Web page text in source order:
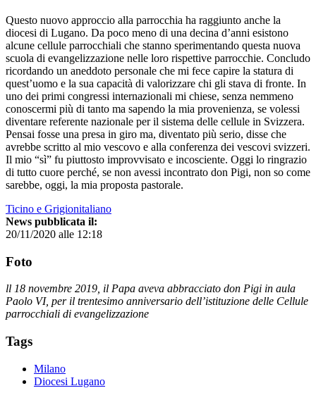
Questo nuovo approccio alla parrocchia ha raggiunto anche la
diocesi di Lugano. Da poco meno di una decina d’anni esistono
alcune cellule parrocchiali che stanno sperimentando questa nuova
scuola di evangelizzazione nelle loro rispettive parrocchie. Concludo
ricordando un aneddoto personale che mi fece capire la statura di
quest’uomo e la sua capacità di valorizzare chi gli stava di fronte. In
uno dei primi congressi internazionali mi chiese, senza nemmeno
conoscermi più di tanto ma sapendo la mia provenienza, se volessi
diventare referente nazionale per il sistema delle cellule in Svizzera.
Pensai fosse una presa in giro ma, diventato più serio, disse che
avrebbe scritto al mio vescovo e alla conferenza dei vescovi svizzeri.
Il mio “sì” fu piuttosto improvvisato e incosciente. Oggi lo ringrazio
di tutto cuore perché, se non avessi incontrato don Pigi, non so come
sarebbe, oggi, la mia proposta pastorale.
Ticino e Grigionitaliano
News pubblicata il:
20/11/2020 alle 12:18
Foto
ll 18 novembre 2019, il Papa aveva abbracciato don Pigi in aula
Paolo VI, per il trentesimo anniversario dell’istituzione delle Cellule
parrocchiali di evangelizzazione
Tags
Milano
Diocesi Lugano